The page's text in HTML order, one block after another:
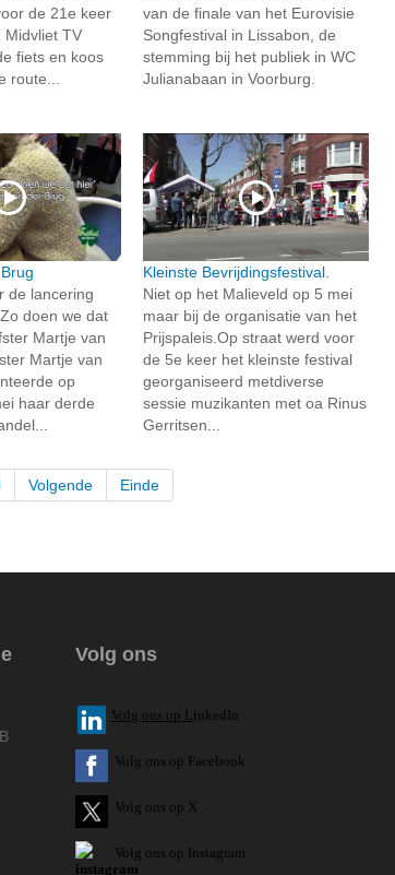
de 21e keer
Midvliet TV
fiets en koos
route...
van de finale van het Eurovisie
Songfestival in Lissabon, de
stemming bij het publiek in WC
Julianabaan in Voorburg.
de lancering
doen we dat
Martje van
Martje van
op
haar derde
Kleinste Bevrijdingsfestival.
Niet op het Malieveld op 5 mei
maar bij de organisatie van het
Prijspaleis.Op straat werd voor
de 5e keer het kleinste festival
georganiseerd metdiverse
sessie muzikanten met oa Rinus
Gerritsen...
Volgende Einde
Volg ons
Volg ons op L inkedIn
Volg ons op Facebook
Volg ons op X
Volg ons op Instagram